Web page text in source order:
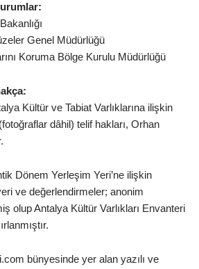
Genel Müdürlüğü
Koruma Bölge Kurulu Müdürlüğü
Kültür ve Tabiat Varlıklarına ilişkin
dâhil) telif hakları, Orhan
Dönem Yerleşim Yeri’ne ilişkin
ve değerlendirmeler; anonim
olup Antalya Kültür Varlıkları Envanteri
bünyesinde yer alan yazılı ve